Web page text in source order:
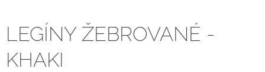
LEGÍNY ŽEBROVANÉ -
KHAKI